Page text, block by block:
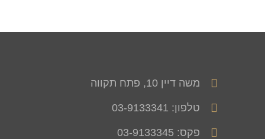
משה דיין 10, פתח תקווה
טלפון: 03-9133341
פקס: 03-9133345